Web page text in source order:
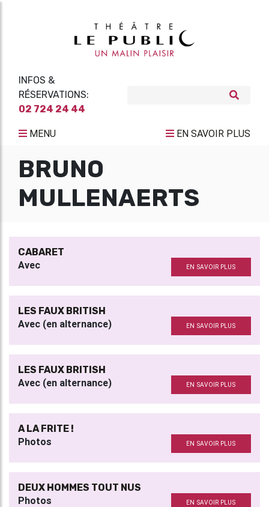
INFOS &
RÉSERVATIONS:
02 724 24 44
MENU EN SAVOIR PLUS
BRUNO
MULLENAERTS
CABARET
Avec EN SAVOIR PLUS
LES FAUX BRITISH
Avec (en alternance) EN SAVOIR PLUS
LES FAUX BRITISH
Avec (en alternance) EN SAVOIR PLUS
A LA FRITE !
Photos EN SAVOIR PLUS
DEUX HOMMES TOUT NUS
Photos EN SAVOIR PLUS